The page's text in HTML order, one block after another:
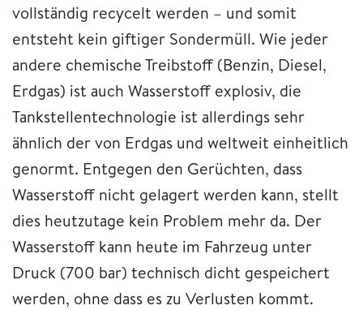
vollständig recycelt werden – und somit
entsteht kein giftiger Sondermüll. Wie jeder
andere chemische Treibstoff (Benzin, Diesel,
Erdgas) ist auch Wasserstoff explosiv, die
Tankstellentechnologie ist allerdings sehr
ähnlich der von Erdgas und weltweit einheitlich
genormt. Entgegen den Gerüchten, dass
Wasserstoff nicht gelagert werden kann, stellt
dies heutzutage kein Problem mehr da. Der
Wasserstoff kann heute im Fahrzeug unter
Druck (700 bar) technisch dicht gespeichert
werden, ohne dass es zu Verlusten kommt.